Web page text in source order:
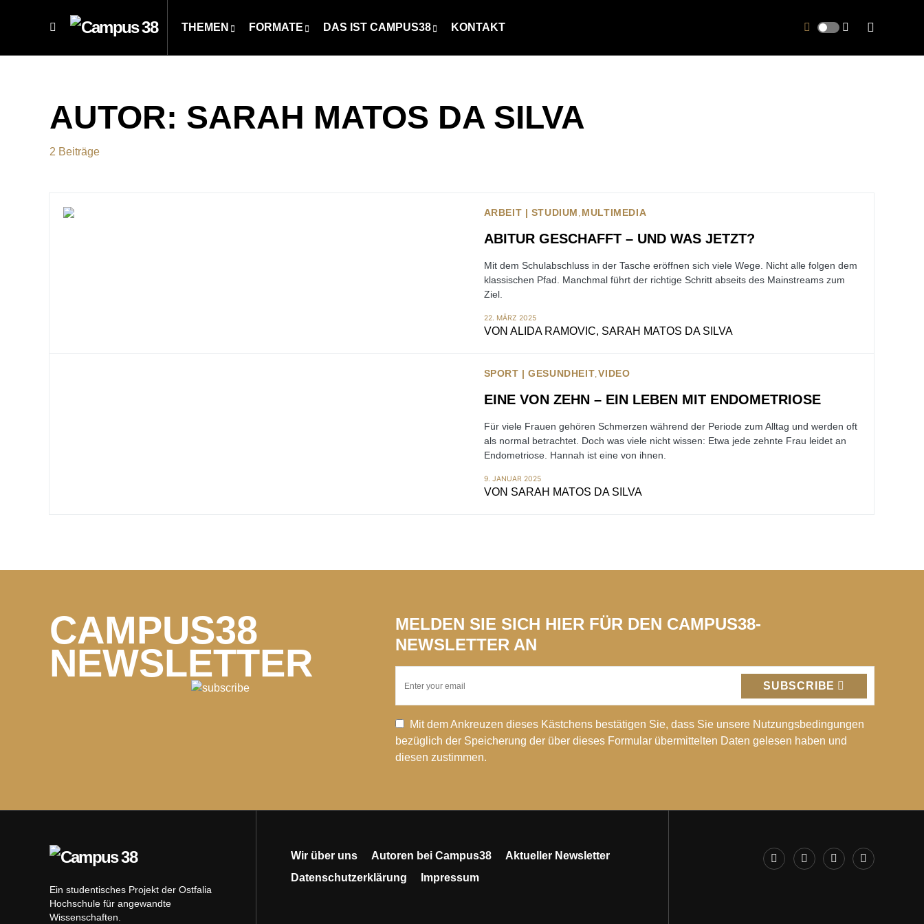
THEMEN FORMATE DAS IST CAMPUS38 KONTAKT
AUTOR: SARAH MATOS DA SILVA
2 Beiträge
ARBEIT | STUDIUM MULTIMEDIA
ABITUR GESCHAFFT – UND WAS JETZT?
Mit dem Schulabschluss in der Tasche eröffnen sich viele Wege. Nicht alle folgen dem
klassischen Pfad. Manchmal führt der richtige Schritt abseits des Mainstreams zum
Ziel.
22. MÄRZ 2025
VON ALIDA RAMOVIC, SARAH MATOS DA SILVA
SPORT | GESUNDHEIT VIDEO
EINE VON ZEHN – EIN LEBEN MIT ENDOMETRIOSE
Für viele Frauen gehören Schmerzen während der Periode zum Alltag und werden oft
als normal betrachtet. Doch was viele nicht wissen: Etwa jede zehnte Frau leidet an
Endometriose. Hannah ist eine von ihnen.
9. JANUAR 2025
VON SARAH MATOS DA SILVA
CAMPUS38
NEWSLETTER
MELDEN SIE SICH HIER FÜR DEN CAMPUS38-
NEWSLETTER AN
SUBSCRIBE
Mit dem Ankreuzen dieses Kästchens bestätigen Sie, dass Sie unsere Nutzungsbedingungen
bezüglich der Speicherung der über dieses Formular übermittelten Daten gelesen haben und
diesen zustimmen.
Ein studentisches Projekt der Ostfalia
Hochschule für angewandte
Wissenschaften.
Wir über uns Autoren bei Campus38
Aktueller Newsletter
Datenschutzerklärung
Impressum